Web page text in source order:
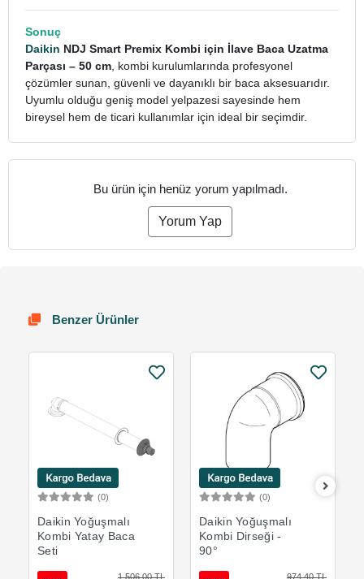
Sonuç
Daikin NDJ Smart Premix Kombi için İlave Baca Uzatma
Parçası – 50 cm , kombi kurulumlarında profesyonel
çözümler sunan, güvenli ve dayanıklı bir baca aksesuarıdır.
Uyumlu olduğu geniş model yelpazesi sayesinde hem
bireysel hem de ticari kullanımlar için ideal bir seçimdir.
Bu ürün için henüz yorum yapılmadı.
Yorum Yap
Benzer Ürünler
(0)
Daikin Yoğuşmalı
Kombi Yatay Baca
Seti
1.506,00 TL
(0)
Daikin Yoğuşmalı
Kombi Dirseği -
90°
974,40 TL